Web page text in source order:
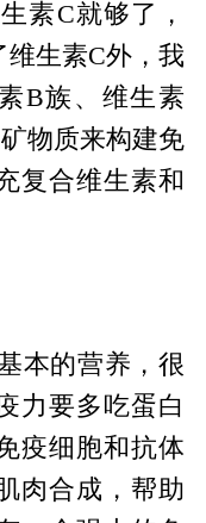
素C就够了，
生素C外，我
B族、维生素
物质来构建免
复合维生素和
本的营养，很
力要多吃蛋白
疫细胞和抗体
肉合成，帮助